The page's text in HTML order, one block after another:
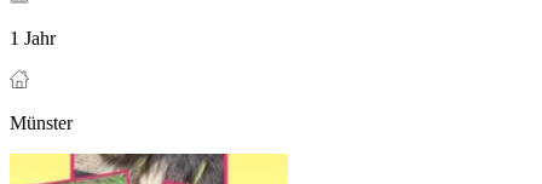
1 Jahr
Münster